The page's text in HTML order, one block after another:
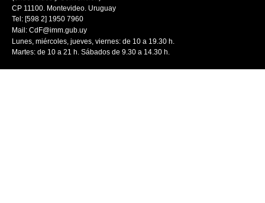
CP 11100. Montevideo. Uruguay
Tel: [598 2] 1950 7960
Mail: CdF@imm.gub.uy
Lunes, miércoles, jueves, viernes: de 10 a 19.30 h.
Martes: de 10 a 21 h. Sábados de 9.30 a 14.30 h.